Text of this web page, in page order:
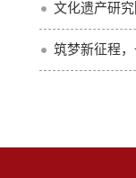
文化遗产研
筑梦新征程